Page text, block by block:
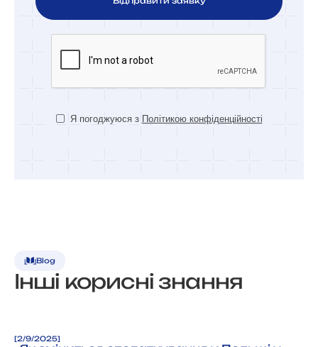
Я погоджуюся з Політикою конфіденційності
Blog
Інші корисні знання
[2/9/2025]